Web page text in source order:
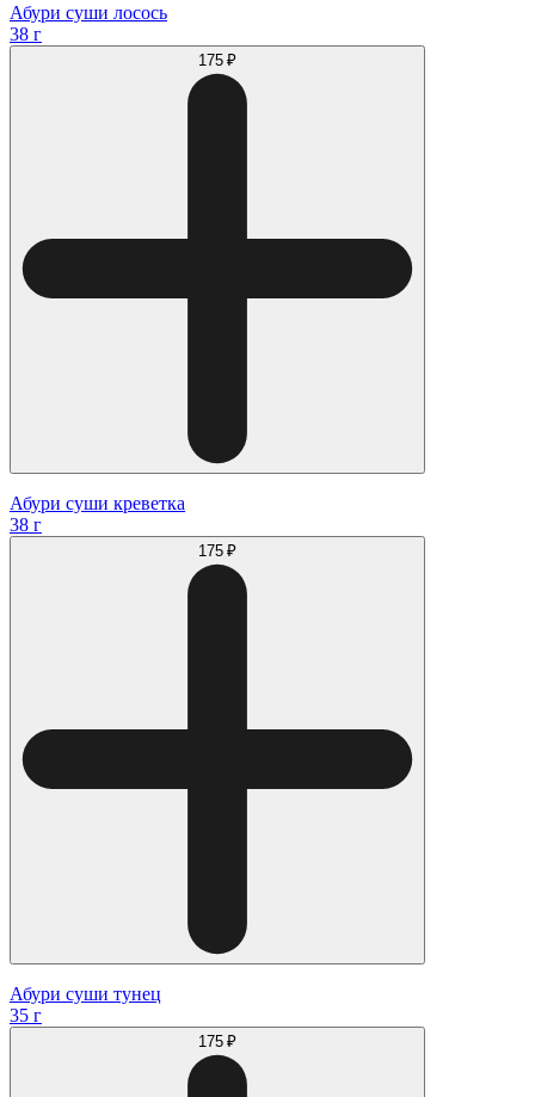
Абури суши лосось
38 г
175 ₽
Абури суши креветка
38 г
175 ₽
Абури суши тунец
35 г
175 ₽